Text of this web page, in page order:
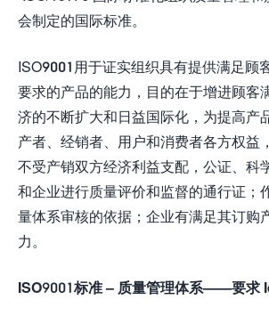
会制定的国际标准。
ISO9001用于证实组织具有提供满足顾
要求的产品的能力，目的在于增进顾客
济的不断扩大和日益国际化，为提高产
产者、经销者、用户和消费者各方权益
不受产销双方经济利益支配，公证、科
和企业进行质量评价和监督的通行证；
量体系审核的依据；企业有满足其订购
力。
ISO9001标准 – 质量管理体系——要求